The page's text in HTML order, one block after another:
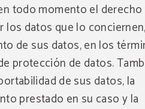
todo momento el derecho
los datos que lo
de sus datos, en los
protección de datos.
de sus datos, la
prestado en su caso y la